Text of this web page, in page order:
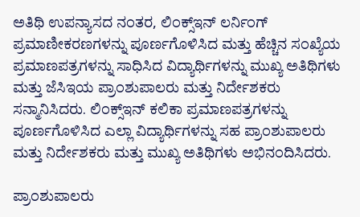
ಅತಿಥಿ ಉಪನ್ಯಾಸದ ನಂತರ, ಲಿಂಕ್ಸ್‌ಇನ್ ಲರ್ನಿಂಗ್
ಪ್ರಮಾಣೀಕರಣಗಳನ್ನು ಪೂರ್ಣಗೊಳಿಸಿದ ಮತ್ತು ಹೆಚ್ಚಿನ ಸಂಖ್ಯೆಯ
ಪ್ರಮಾಣಪತ್ರಗಳನ್ನು ಸಾಧಿಸಿದ ವಿದ್ಯಾರ್ಥಿಗಳನ್ನು ಮುಖ್ಯ ಅತಿಥಿಗಳು
ಮತ್ತು ಜೆಸಿಇಯ ಪ್ರಾಂಶುಪಾಲರು ಮತ್ತು ನಿರ್ದೇಶಕರು
ಸನ್ಮಾನಿಸಿದರು. ಲಿಂಕ್ಸ್‌ಇನ್ ಕಲಿಕಾ ಪ್ರಮಾಣಪತ್ರಗಳನ್ನು
ಪೂರ್ಣಗೊಳಿಸಿದ ಎಲ್ಲಾ ವಿದ್ಯಾರ್ಥಿಗಳನ್ನು ಸಹ ಪ್ರಾಂಶುಪಾಲರು
ಮತ್ತು ನಿರ್ದೇಶಕರು ಮತ್ತು ಮುಖ್ಯ ಅತಿಥಿಗಳು ಅಭಿನಂದಿಸಿದರು.
ಪ್ರಾಂಶುಪಾಲರು